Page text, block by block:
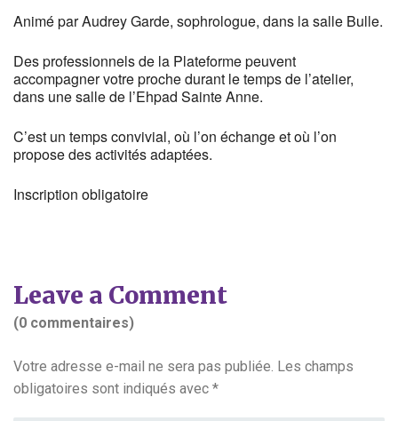
Animé par Audrey Garde, sophrologue, dans la salle Bulle.
Des professionnels de la Plateforme peuvent
accompagner votre proche durant le temps de l’atelier,
dans une salle de l’Ehpad Sainte Anne.
C’est un temps convivial, où l’on échange et où l’on
propose des activités adaptées.
Inscription obligatoire
Leave a Comment
(0 commentaires)
Votre adresse e-mail ne sera pas publiée. Les champs
obligatoires sont indiqués avec *